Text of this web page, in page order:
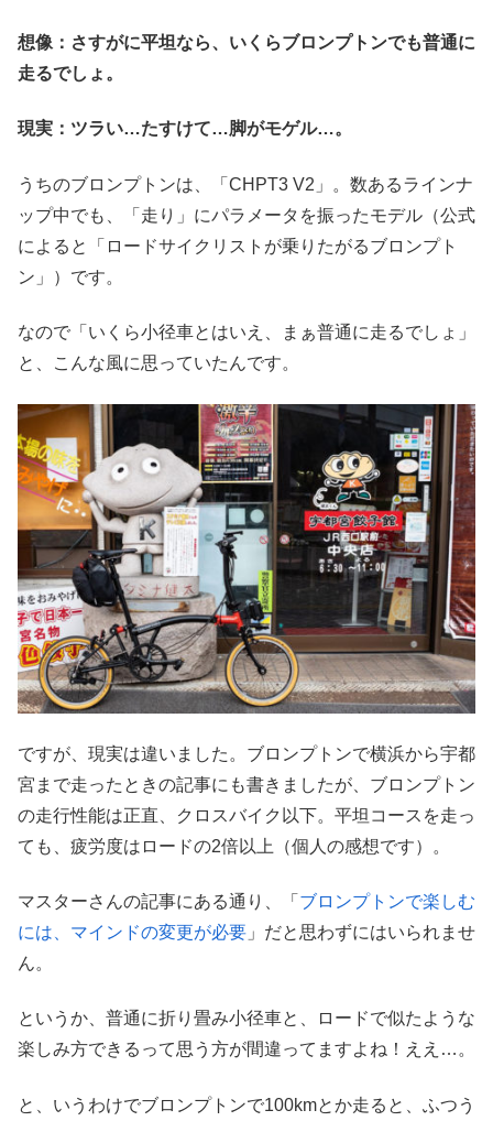
想像：さすがに平坦なら、いくらブロンプトンでも普通に
走るでしょ。
現実：ツラい…たすけて…脚がモゲル…。
うちのブロンプトンは、「CHPT3 V2」。数あるラインナ
ップ中でも、「走り」にパラメータを振ったモデル（公式
によると「ロードサイクリストが乗りたがるブロンプト
ン」）です。
なので「いくら小径車とはいえ、まぁ普通に走るでしょ」
と、こんな風に思っていたんです。
ですが、現実は違いました。ブロンプトンで横浜から宇都
宮まで走ったときの記事にも書きましたが、ブロンプトン
の走行性能は正直、クロスバイク以下。平坦コースを走っ
ても、疲労度はロードの2倍以上（個人の感想です）。
マスターさんの記事にある通り、「 ブロンプトンで楽しむ
には、マインドの変更が必要 」だと思わずにはいられませ
ん。
というか、普通に折り畳み小径車と、ロードで似たような
楽しみ方できるって思う方が間違ってますよね！ええ…。
と、いうわけでブロンプトンで100kmとか走ると、ふつう